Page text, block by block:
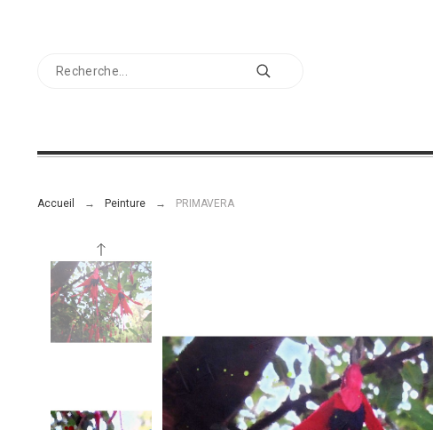
Accueil Peinture PRIMAVERA